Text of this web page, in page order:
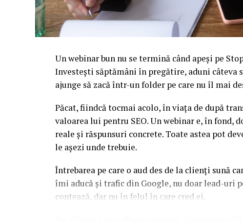
Un webinar bun nu se termină când apeși pe
Investești săptămâni în pregătire, aduni
ajunge să zacă într-un folder pe care nu îl mai
Păcat, fiindcă tocmai acolo, în viața de după
valoarea lui pentru SEO. Un webinar e, în fond,
reale și răspunsuri concrete. Toate astea pot
le așezi unde trebuie.
Întrebarea pe care o aud des de la clienți sună
îmi aducă și trafic din Google, nu doar lead-uri
contează, dar nu în felul în care cred ei.